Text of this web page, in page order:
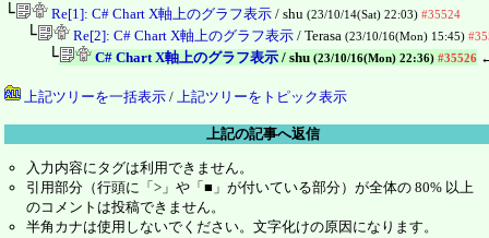
└ Re[1]: C# Chart X軸上のグラフ表示 / shu (23/10/14(Sat) 22:03) #35524
└ Re[2]: C# Chart X軸上のグラフ表示 / Terasa (23/10/16(Mon) 15:45)
└ C# Chart X軸上のグラフ表示 / shu (23/10/16(Mon) 22:36) #35526
上記ツリーを一括表示 / 上記ツリーをトピック表示
上記の記事へ返信
入力内容にタグは利用できません。
引用部分（行頭に「>」や「■」が付いている部分）が全体の 80% 以上
のコメントは投稿できません。
半角カナは使用しないでください。文字化けの原因になります。